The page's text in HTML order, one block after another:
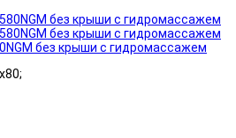
без крыши с гидромассажем